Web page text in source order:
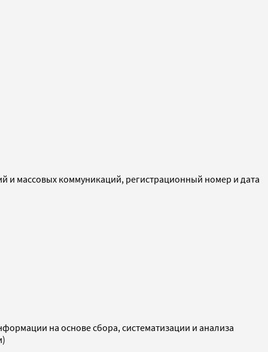
и массовых коммуникаций, регистрационный номер и дата
на основе сбора, систематизации и анализа